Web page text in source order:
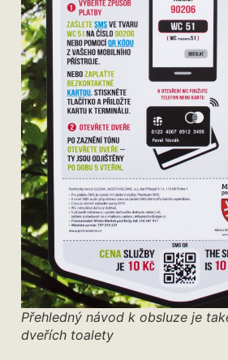
Přehledný návod k obsluze je
dveřích toalety